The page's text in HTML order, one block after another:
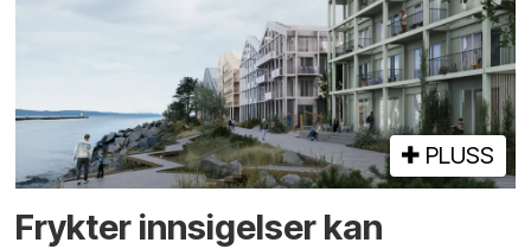
PLUSS
Frykter innsigelser kan